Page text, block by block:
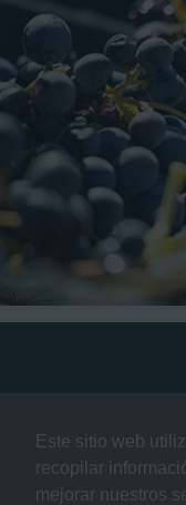
Este sitio web
recopilar
mejorar nuestros